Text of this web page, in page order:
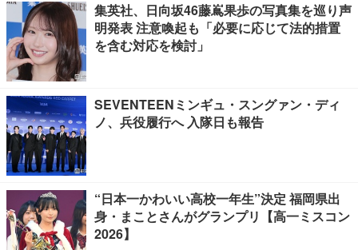
集英社、日向坂46藤嶌果歩の写真集を巡り声
明発表 注意喚起も「必要に応じて法的措置
を含む対応を検討」
SEVENTEENミンギュ・スングァン・ディ
ノ、兵役履行へ 入隊日も報告
“日本一かわいい高校一年生”決定 福岡県出
身・まことさんがグランプリ【高一ミスコン
2026】